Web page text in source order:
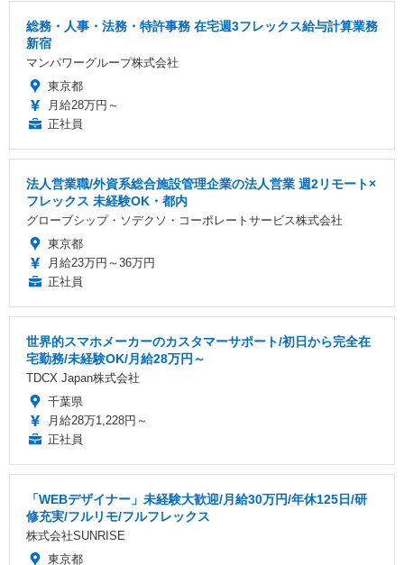
総務・人事・法務・特許事務 在宅週3フレックス給与計算業務
新宿
マンパワーグループ株式会社
東京都
月給28万円～
正社員
法人営業職/外資系総合施設管理企業の法人営業 週2リモート×
フレックス 未経験OK・都内
グローブシップ・ソデクソ・コーポレートサービス株式会社
東京都
月給23万円～36万円
正社員
世界的スマホメーカーのカスタマーサポート/初日から完全在
宅勤務/未経験OK/月給28万円～
TDCX Japan株式会社
千葉県
月給28万1,228円～
正社員
「WEBデザイナー」未経験大歓迎/月給30万円/年休125日/研
修充実/フルリモ/フルフレックス
株式会社SUNRISE
東京都